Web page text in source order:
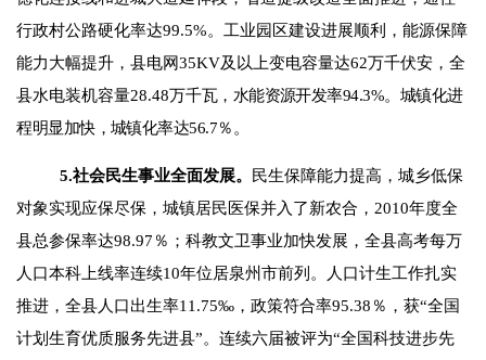
行政村公路硬化率达99.5%。工业园区建设进展顺利，能源保障
能力大幅提升，县电网35KV及以上变电容量达62万千伏安，全
县水电装机容量28.48万千瓦，水能资源开发率94.3%。城镇化进
程明显加快，城镇化率达56.7％。
5.社会民生事业全面发展。 民生保障能力提高，城乡低保
对象实现应保尽保，城镇居民医保并入了新农合， 2010年度全
县总参保率达98.97 ％；科教文卫事业加快发展，全县高考每万
人口本科上线率连续10年位居泉州市前列。人口计生工作扎实
推进，全县人口出生率11.75‰，政策符合率95.38 ％，获“全国
计划生育优质服务先进县”。连续六届被评为“全国科技进步先